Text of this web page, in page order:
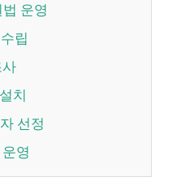
법 운영
립
사
치
선정
운영